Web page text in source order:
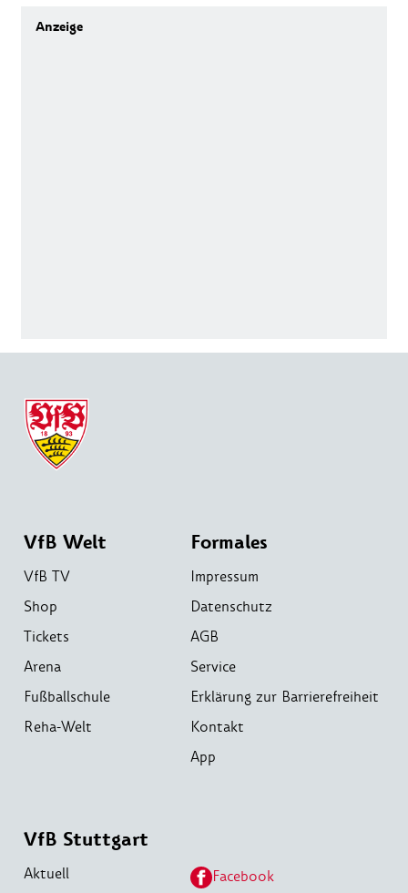
VfB Welt
VfB TV
Shop
Tickets
Arena
Fußballschule
Reha-Welt
Formales
Impressum
Datenschutz
AGB
Service
Erklärung zur Barrierefreiheit
Kontakt
App
VfB Stuttgart
Aktuell Facebook